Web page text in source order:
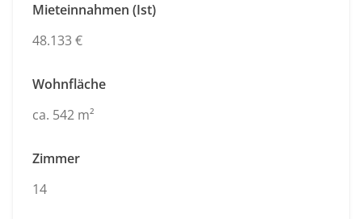
Mieteinnahmen (Ist)
48.133 €
Wohnfläche
ca. 542 m²
Zimmer
14